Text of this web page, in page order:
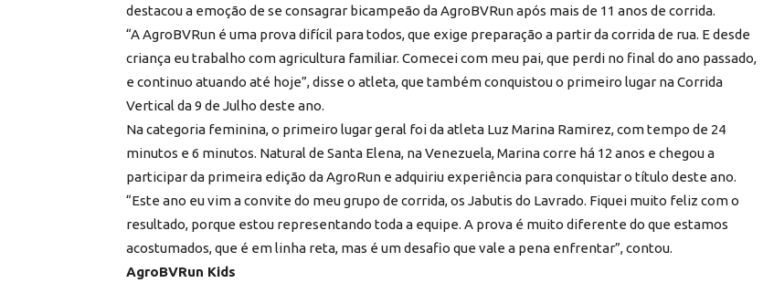
destacou a emoção de se consagrar bicampeão da AgroBVRun após mais de 11 anos de corrida.
“A AgroBVRun é uma prova difícil para todos, que exige preparação a partir da corrida de rua. E desde
criança eu trabalho com agricultura familiar. Comecei com meu pai, que perdi no final do ano passado,
e continuo atuando até hoje”, disse o atleta, que também conquistou o primeiro lugar na Corrida
Vertical da 9 de Julho deste ano.
Na categoria feminina, o primeiro lugar geral foi da atleta Luz Marina Ramirez, com tempo de 24
minutos e 6 minutos. Natural de Santa Elena, na Venezuela, Marina corre há 12 anos e chegou a
participar da primeira edição da AgroRun e adquiriu experiência para conquistar o título deste ano.
“Este ano eu vim a convite do meu grupo de corrida, os Jabutis do Lavrado. Fiquei muito feliz com o
resultado, porque estou representando toda a equipe. A prova é muito diferente do que estamos
acostumados, que é em linha reta, mas é um desafio que vale a pena enfrentar”, contou.
AgroBVRun Kids